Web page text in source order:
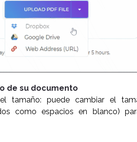
de su documento
tamaño: puede cambiar el
como espacios en blanco)